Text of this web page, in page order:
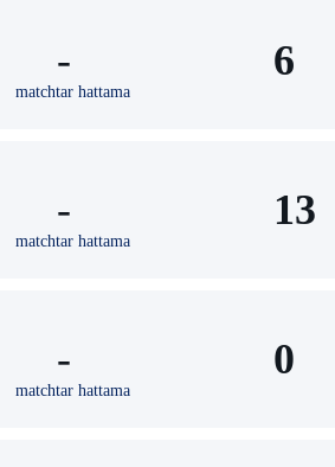
-
matchtar hattama
6
-
matchtar hattama
13
-
matchtar hattama
0